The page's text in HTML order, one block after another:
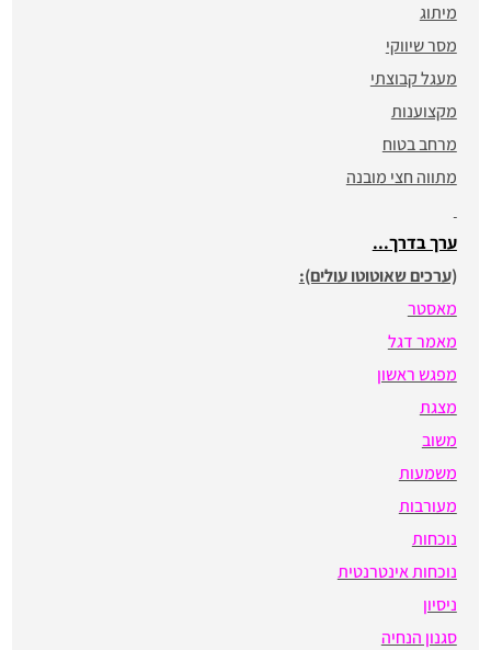
מיתוג
מסר שיווקי
מעגל קבוצתי
מקצוענות
מרחב בטוח
מתווה חצי מובנה
ערך בדרך...
(ערכים שאוטוטו עולים):
מאסטר
מאמר דגל
מפגש ראשון
מצגת
משוב
משמעות
מעורבות
נוכחות
נוכחות אינטרנטית
ניסיון
סגנון הנחיה